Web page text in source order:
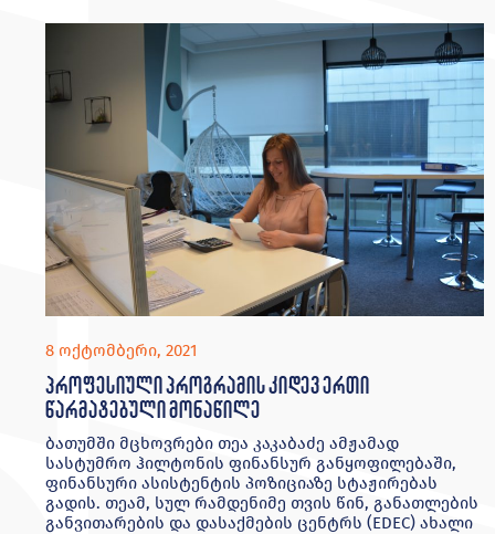
8 ოქტომბერი, 2021
პროფესიული პროგრამის კიდევ ერთი
წარმატებული მონაწილე
ბათუმში მცხოვრები თეა კაკაბაძე ამჟამად
სასტუმრო ჰილტონის ფინანსურ განყოფილებაში,
ფინანსური ასისტენტის პოზიციაზე სტაჟირებას
გადის. თეამ, სულ რამდენიმე თვის წინ, განათლების
განვითარების და დასაქმების ცენტრს (EDEC) ახალი